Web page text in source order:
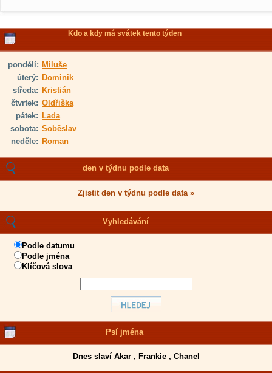
Kdo a kdy má svátek tento týden
pondělí: Miluše
úterý: Dominik
středa: Kristián
čtvrtek: Oldřiška
pátek: Lada
sobota: Soběslav
neděle: Roman
den v týdnu podle data
Zjistit den v týdnu podle data »
Vyhledávání
Podle datumu
Podle jména
Klíčová slova
Psí jména
Dnes slaví Akar, Frankie, Chanel